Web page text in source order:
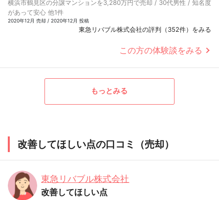
横浜市鶴見区の分譲マンションを3,280万円で売却 / 30代男性 / 知名度
があって安心 他1件
2020年12月 売却 / 2020年12月 投稿
東急リバブル株式会社の評判（352件）をみる
この方の体験談をみる
もっとみる
改善してほしい点の口コミ（売却）
東急リバブル株式会社
改善してほしい点